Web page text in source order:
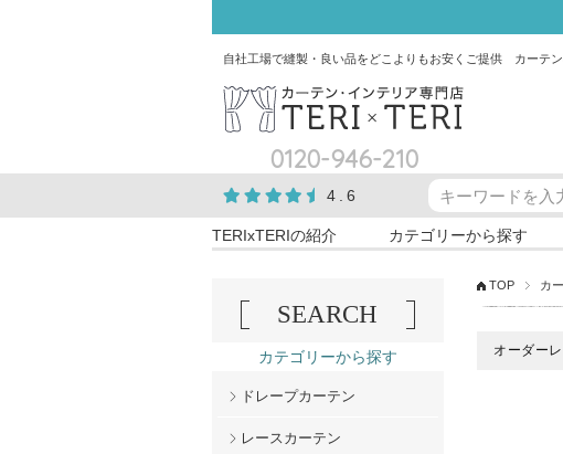
自社工場で縫製・良い品をどこよりもお安くご提供 カーテ
0120-946-210
4.6
TERIxTERIの紹介 カテゴリーから探す
TOP カ
オーダー
SEARCH
カテゴリーから探す
ドレープカーテン
レースカーテン